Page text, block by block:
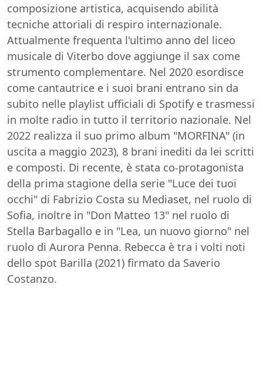
composizione artistica, acquisendo abilità
tecniche attoriali di respiro internazionale.
Attualmente frequenta l'ultimo anno del liceo
musicale di Viterbo dove aggiunge il sax come
strumento complementare. Nel 2020 esordisce
come cantautrice e i suoi brani entrano sin da
subito nelle playlist ufficiali di Spotify e trasmessi
in molte radio in tutto il territorio nazionale. Nel
2022 realizza il suo primo album "MORFINA" (in
uscita a maggio 2023), 8 brani inediti da lei scritti
e composti. Di recente, è stata co-protagonista
della prima stagione della serie "Luce dei tuoi
occhi" di Fabrizio Costa su Mediaset, nel ruolo di
Sofia, inoltre in "Don Matteo 13" nel ruolo di
Stella Barbagallo e in "Lea, un nuovo giorno" nel
ruolo di Aurora Penna. Rebecca è tra i volti noti
dello spot Barilla (2021) firmato da Saverio
Costanzo.